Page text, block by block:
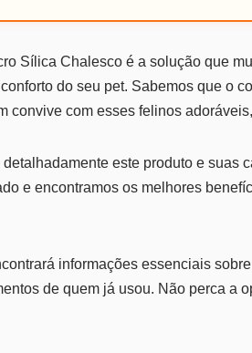
Sílica Chalesco é a solução que
do seu pet. Sabemos que o
convive com esses felinos
este produto e suas
e encontramos os melhores
informações essenciais
de quem já usou. Não perca a